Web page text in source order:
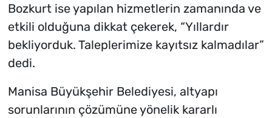
Bozkurt ise yapılan hizmetlerin zamanında ve
etkili olduğuna dikkat çekerek, “Yıllardır
bekliyorduk. Taleplerimize kayıtsız kalmadılar”
dedi.
Manisa Büyükşehir Belediyesi, altyapı
sorunlarının çözümüne yönelik kararlı